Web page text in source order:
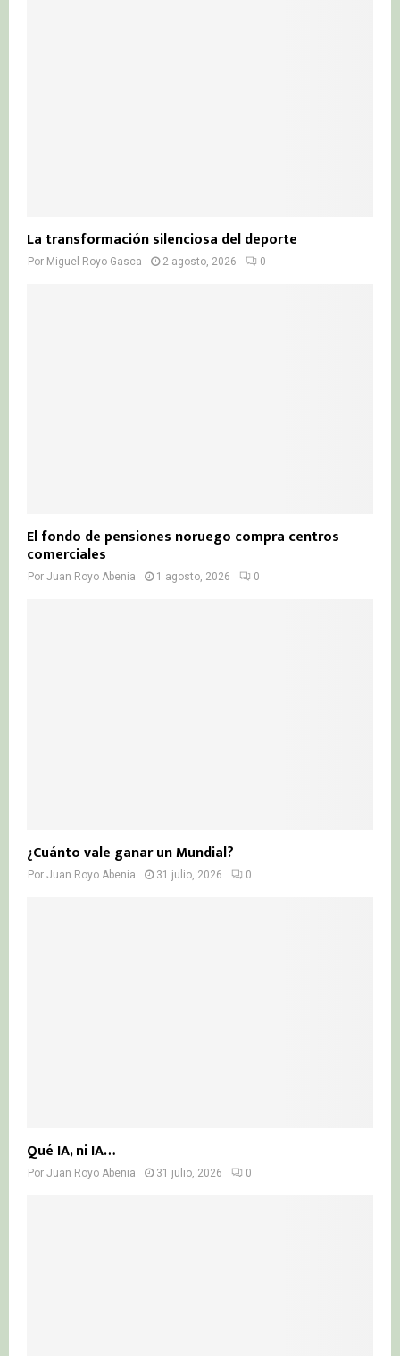
La transformación silenciosa del deporte
Por Miguel Royo Gasca 2 agosto, 2026 0
El fondo de pensiones noruego compra centros
comerciales
Por Juan Royo Abenia 1 agosto, 2026 0
¿Cuánto vale ganar un Mundial?
Por Juan Royo Abenia 31 julio, 2026 0
Qué IA, ni IA…
Por Juan Royo Abenia 31 julio, 2026 0